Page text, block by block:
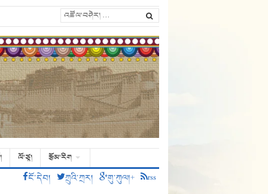
ལོ་ཙཱ།
རྩོམ་རིག
ངོ་དེབ།
ཀྲུའི་ཀྲར། གུ་ཀུལ།+ rss